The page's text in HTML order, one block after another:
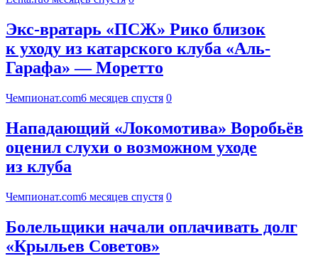
Экс-вратарь «ПСЖ» Рико близок
к уходу из катарского клуба «Аль-
Гарафа» — Моретто
Чемпионат.com6 месяцев спустя 0
Нападающий «Локомотива» Воробьёв
оценил слухи о возможном уходе
из клуба
Чемпионат.com6 месяцев спустя 0
Болельщики начали оплачивать долг
«Крыльев Советов»